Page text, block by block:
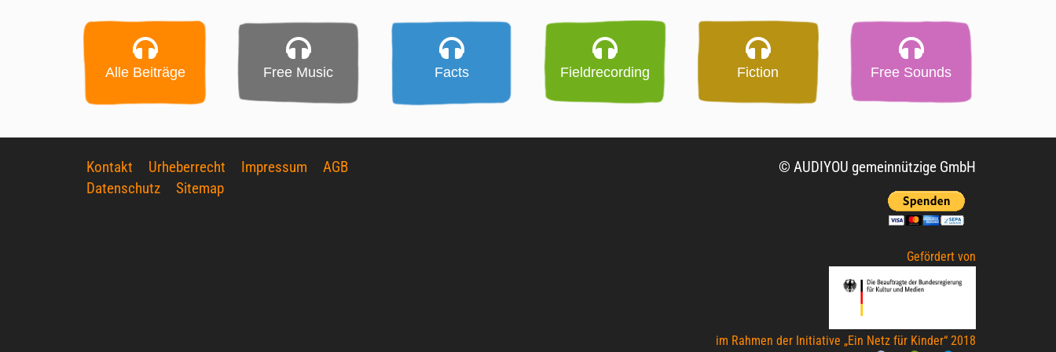
Alle Beiträge Free Music Facts Fieldrecording Fiction Free Sounds
Kontakt Urheberrecht Impressum
AGB
Datenschutz
Sitemap
© AUDIYOU gemeinnützige GmbH
Gefördert von
im Rahmen der Initiative „Ein Netz für Kinder“ 2018